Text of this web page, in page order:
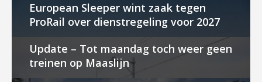
European Sleeper wint zaak tegen
ProRail over dienstregeling voor 2027
Update – Tot maandag toch weer geen
treinen op Maaslijn